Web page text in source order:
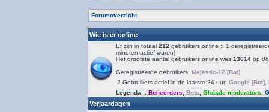
Forumoverzicht
Wie is er online
Er zijn in totaal 212 gebruikers online :: 1
minuten actief waren)
Het grootste aantal gebruikers online was 13614 op
Geregistreerde gebruikers: Majestic-12 [Bot]
2 Gebruikers actief in de laatste 24 uur: Google [Bot]
Legenda :: Beheerders Bots Globale moderators
Verjaardagen